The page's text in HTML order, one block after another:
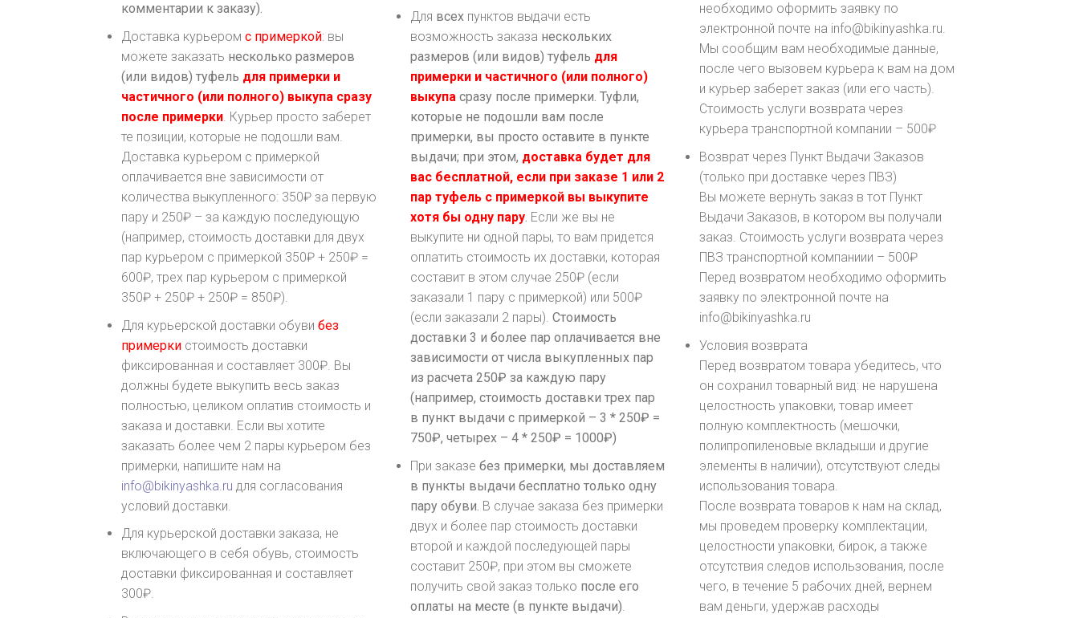
комментарии к заказу).
Доставка курьером с примеркой: вы
можете заказать несколько размеров
(или видов) туфель для примерки и
частичного (или полного) выкупа сразу
после примерки. Курьер просто заберет
те позиции, которые не подошли вам.
Доставка курьером с примеркой
оплачивается вне зависимости от
количества выкупленного: 350₽ за первую
пару и 250₽ – за каждую последующую
(например, стоимость доставки для двух
пар курьером с примеркой 350₽ + 250₽ =
600₽, трех пар курьером с примеркой
350₽ + 250₽ + 250₽ = 850₽).
Для курьерской доставки обуви без
примерки стоимость доставки
фиксированная и составляет 300₽. Вы
должны будете выкупить весь заказ
полностью, целиком оплатив стоимость и
заказа и доставки. Если вы хотите
заказать более чем 2 пары курьером без
примерки, напишите нам на
info@bikinyashka.ru для согласования
условий доставки.
Для курьерской доставки заказа, не
включающего в себя обувь, стоимость
доставки фиксированная и составляет
300₽.
Для всехпунктов выдачи есть
возможность заказа нескольких
размеров (или видов) туфель для
примерки и частичного (или полного)
выкупасразу после примерки. Туфли,
которые не подошли вам после
примерки, вы просто оставите в пункте
выдачи; при этом, доставка будет для
вас бесплатной, если при заказе 1 или 2
пар туфель с примеркой вы выкупите
хотя бы одну пару. Если же вы не
выкупите ни одной пары, то вам придется
оплатить стоимость их доставки, которая
составит в этом случае 250₽ (если
заказали 1 пару с примеркой) или 500₽
(если заказали 2 пары). Стоимость
доставки 3 и более пар оплачивается вне
зависимости от числа выкупленных пар
из расчета 250₽ за каждую пару
(например, стоимость доставки трех пар
в пункт выдачи с примеркой – 3 * 250₽ =
750₽, четырех – 4 * 250₽ = 1000₽)
При заказе без примерки, мы доставляем
в пункты выдачи бесплатно только одну
пару обуви. В случае заказа без примерки
двух и более пар стоимость доставки
второй и каждой последующей пары
составит 250₽, при этом вы сможете
получить свой заказ только после его
оплаты на месте (в пункте выдачи)
необходимо оформить заявку по
электронной почте на info@bikinyashka.ru.
Мы сообщим вам необходимые данные,
после чего вызовем курьера к вам на дом
и курьер заберет заказ (или его часть).
Стоимость услуги возврата через
курьера транспортной компании – 500₽
Возврат через Пункт Выдачи Заказов
(только при доставке через ПВЗ)
Вы можете вернуть заказ в тот Пункт
Выдачи Заказов, в котором вы получали
заказ. Стоимость услуги возврата через
ПВЗ транспортной компаниии – 500₽
Перед возвратом необходимо оформить
заявку по электронной почте на
info@bikinyashka.ru
Условия возврата
Перед возвратом товара убедитесь, что
он сохранил товарный вид: не нарушена
целостность упаковки, товар имеет
полную комплектность (мешочки,
полипропиленовые вкладыши и другие
элементы в наличии), отсутствуют следы
использования товара.
После возврата товаров к нам на склад,
мы проведем проверку комплектации,
целостности упаковки, бирок, а также
отсутствия следов использования, после
чего, в течение 5 рабочих дней, вернем
вам деньги, удержав расходы